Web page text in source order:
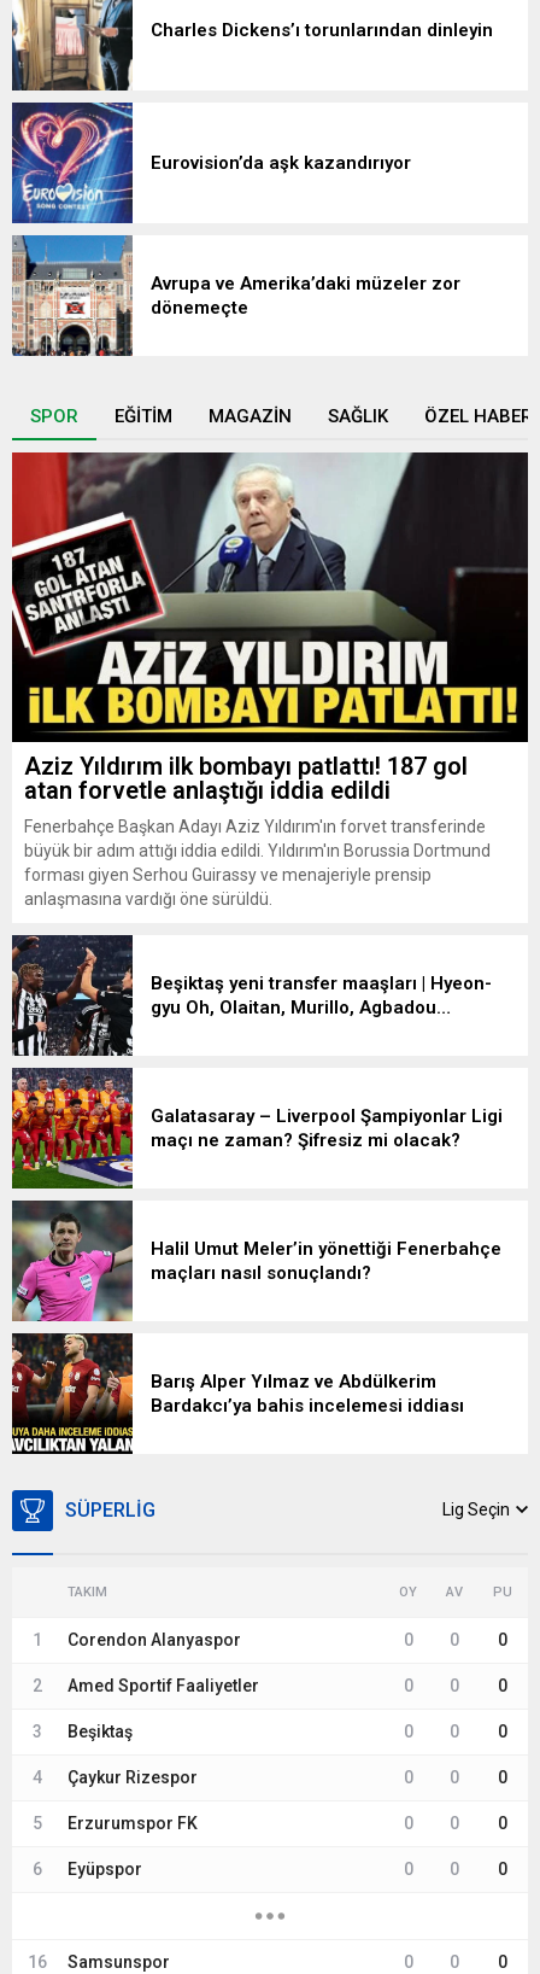
Charles Dickens’ı torunlarından dinleyin
Eurovision’da aşk kazandırıyor
Avrupa ve Amerika’daki müzeler zor
dönemeçte
SPOR EĞİTİM MAGAZİN SAĞLIK ÖZEL HABER
Aziz Yıldırım ilk bombayı patlattı! 187 gol
atan forvetle anlaştığı iddia edildi
Fenerbahçe Başkan Adayı Aziz Yıldırım'ın forvet transferinde
büyük bir adım attığı iddia edildi. Yıldırım'ın Borussia Dortmund
forması giyen Serhou Guirassy ve menajeriyle prensip
anlaşmasına vardığı öne sürüldü.
Beşiktaş yeni transfer maaşları | Hyeon-
gyu Oh, Olaitan, Murillo, Agbadou…
Galatasaray – Liverpool Şampiyonlar Ligi
maçı ne zaman? Şifresiz mi olacak?
Halil Umut Meler’in yönettiği Fenerbahçe
maçları nasıl sonuçlandı?
Barış Alper Yılmaz ve Abdülkerim
Bardakcı’ya bahis incelemesi iddiası
SÜPERLIG Lig Seçin
TAKIM OY AV PU
1 Corendon Alanyaspor 0 0 0
2 Amed Sportif Faaliyetler 0 0 0
3 Beşiktaş 0 0 0
4 Çaykur Rizespor 0 0 0
5 Erzurumspor FK 0 0 0
6 Eyüpspor 0 0 0
16 Samsunspor 0 0 0